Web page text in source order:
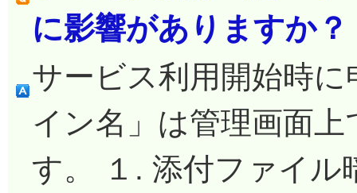
に影響がありますか？
サービス利用開始時
イン名」は管理画面
す。 １. 添付ファイル